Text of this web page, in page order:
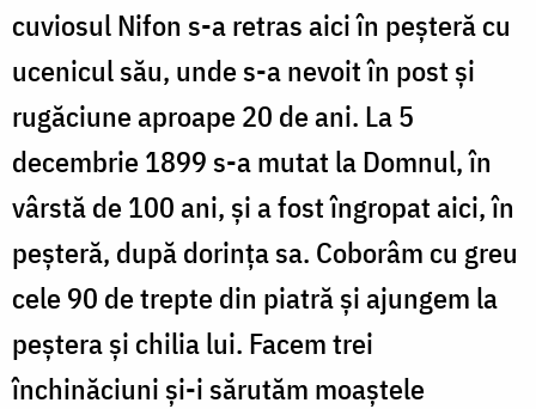
cuviosul Nifon s-a retras aici în peșteră cu
ucenicul său, unde s-a nevoit în post și
rugăciune aproape 20 de ani. La 5
decembrie 1899 s-a mutat la Domnul, în
vârstă de 100 ani, și a fost îngropat aici, în
peșteră, după dorința sa. Coborâm cu greu
cele 90 de trepte din piatră și ajungem la
peștera și chilia lui. Facem trei
închinăciuni și-i sărutăm moaștele